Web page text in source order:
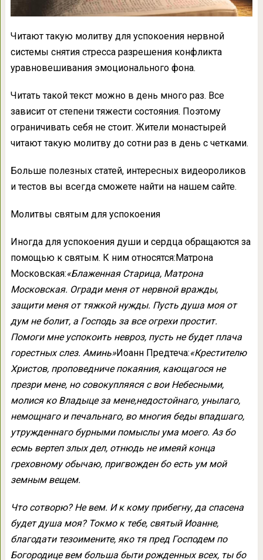
Читают такую молитву для успокоения нервной
системы снятия стресса разрешения конфликта
уравновешивания эмоционального фона.
Читать такой текст можно в день много раз. Все
зависит от степени тяжести состояния. Поэтому
ограничивать себя не стоит. Жители монастырей
читают такую молитву до сотни раз в день с четками.
Больше полезных статей, интересных видеороликов
и тестов вы всегда сможете найти на нашем сайте.
Молитвы святым для успокоения
Иногда для успокоения души и сердца обращаются за
помощью к святым. К ним относятся:Матрона
Московская:«Блаженная Старица, Матрона
Московская. Огради меня от нервной вражды,
защити меня от тяжкой нужды. Пусть душа моя от
дум не болит, а Господь за все огрехи простит.
Помоги мне успокоить невроз, пусть не будет плача
горестных слез. Аминь»Иоанн Предтеча:«Крестителю
Христов, проповедниче покаяния, кающагося не
презри мене, но совокупляяся с вои Небесными,
молися ко Владыце за мене,недостойнаго, унылаго,
немощнаго и печальнаго, во многия беды впадшаго,
утружденнаго бурными помыслы ума моего. Аз бо
есмь вертеп злых дел, отнюдь не имеяй конца
греховному обычаю, пригвожден бо есть ум мой
земным вещем.
Что сотворю? Не вем. И к кому прибегну, да спасена
будет душа моя? Токмо к тебе, святый Иоанне,
благодати тезоимените, яко тя пред Господем по
Богородице вем больша быти рожденных всех, ты бо